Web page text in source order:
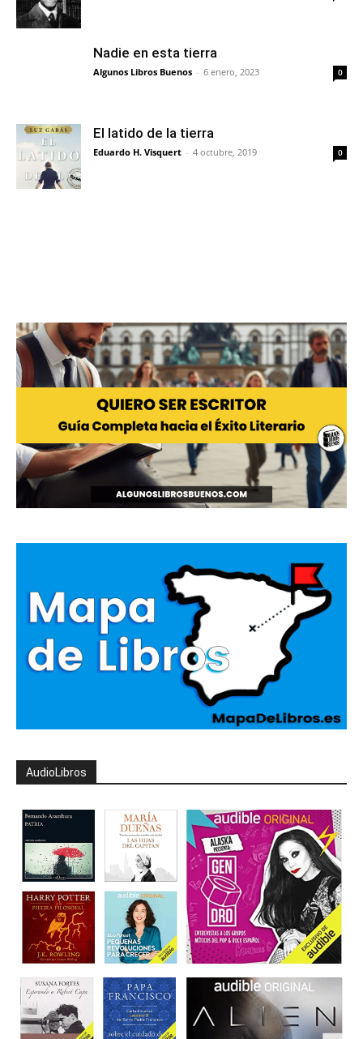
Nadie en esta tierra
Algunos Libros Buenos - 6 enero, 2023 0
El latido de la tierra
Eduardo H. Visquert - 4 octubre, 2019 0
AudioLibros